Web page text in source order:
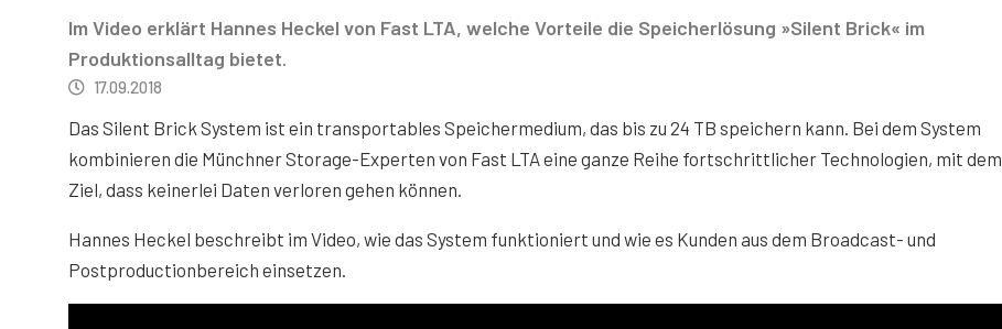
Im Video erklärt Hannes Heckel von Fast LTA, welche Vorteile die Speicherlösung »Silent Brick« im
Produktionsalltag bietet.
17.09.2018
Das Silent Brick System ist ein transportables Speichermedium, das bis zu 24 TB speichern kann. Bei dem System
kombinieren die Münchner Storage-Experten von Fast LTA eine ganze Reihe fortschrittlicher Technologien, mit dem
Ziel, dass keinerlei Daten verloren gehen können.
Hannes Heckel beschreibt im Video, wie das System funktioniert und wie es Kunden aus dem Broadcast- und
Postproductionbereich einsetzen.